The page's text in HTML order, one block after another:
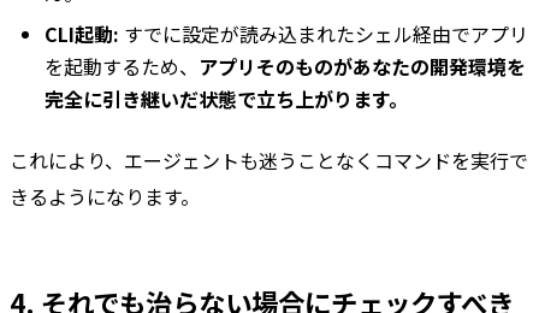
CLI起動: すでに設定が読み込まれたシェル経由でアプリ
を起動するため、 アプリそのものがあなたの開発環境を
完全に引き継いだ状態で立ち上がります。
これにより、エージェントも迷うことなくコマンドを実行で
きるようになります。
4. それでも治らない場合にチェックすべき